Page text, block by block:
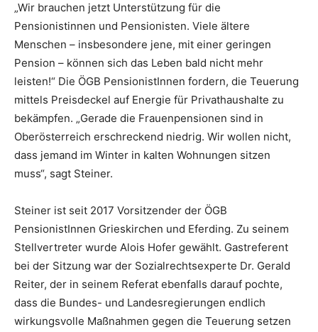
„Wir brauchen jetzt Unterstützung für die
Pensionistinnen und Pensionisten. Viele ältere
Menschen – insbesondere jene, mit einer geringen
Pension – können sich das Leben bald nicht mehr
leisten!“ Die ÖGB PensionistInnen fordern, die Teuerung
mittels Preisdeckel auf Energie für Privathaushalte zu
bekämpfen. „Gerade die Frauenpensionen sind in
Oberösterreich erschreckend niedrig. Wir wollen nicht,
dass jemand im Winter in kalten Wohnungen sitzen
muss“, sagt Steiner.
Steiner ist seit 2017 Vorsitzender der ÖGB
PensionistInnen Grieskirchen und Eferding. Zu seinem
Stellvertreter wurde Alois Hofer gewählt. Gastreferent
bei der Sitzung war der Sozialrechtsexperte Dr. Gerald
Reiter, der in seinem Referat ebenfalls darauf pochte,
dass die Bundes- und Landesregierungen endlich
wirkungsvolle Maßnahmen gegen die Teuerung setzen